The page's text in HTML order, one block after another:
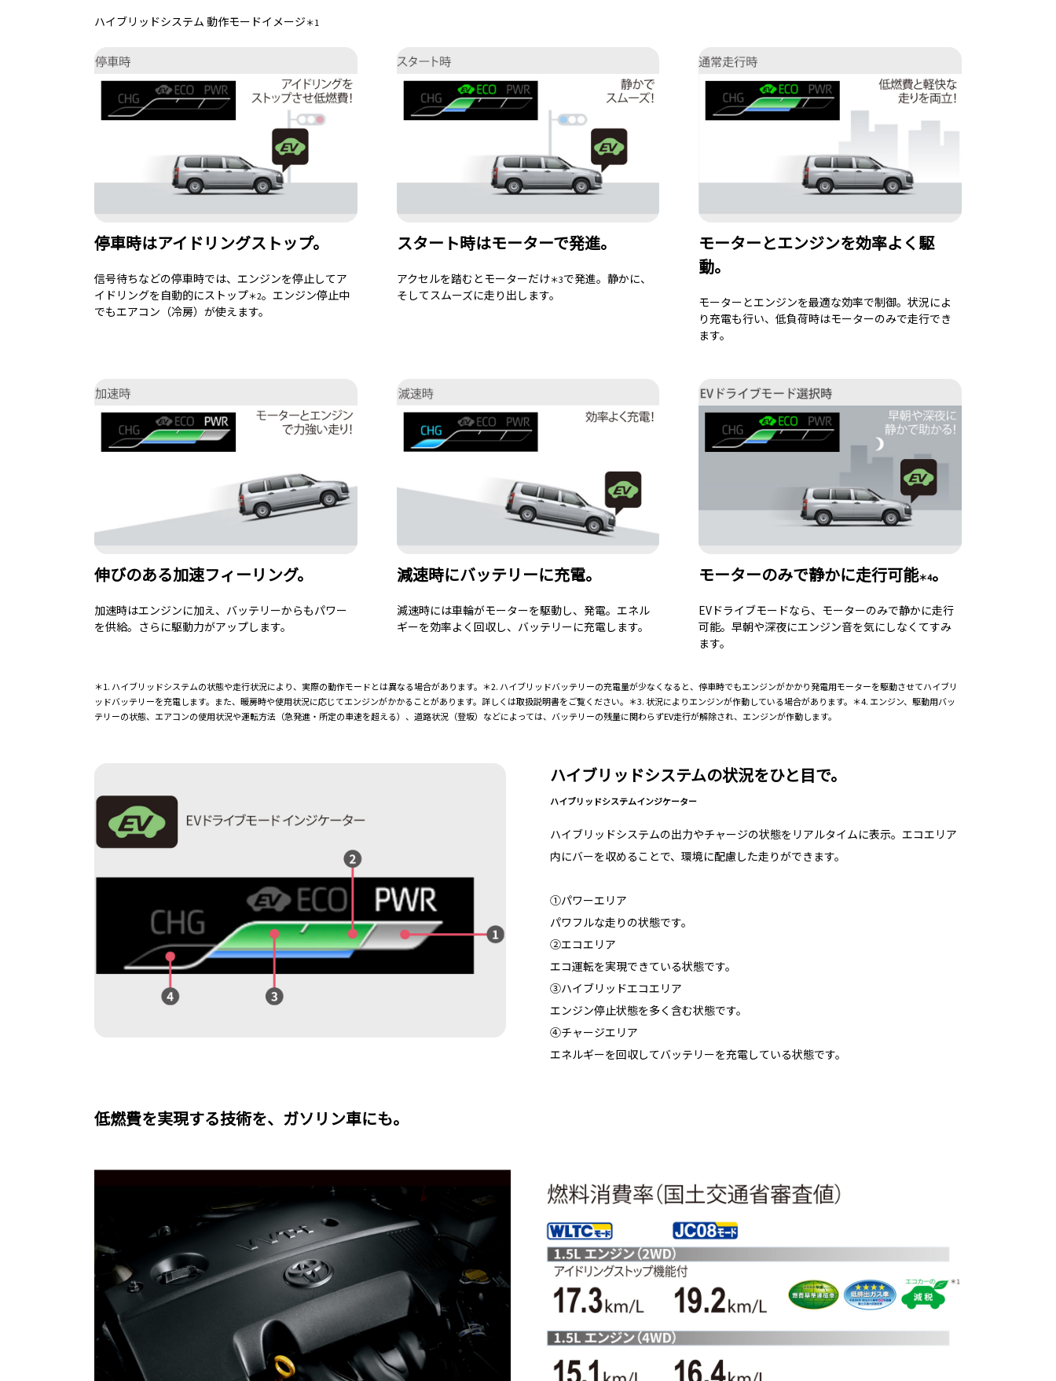
ハイブリッドシステム 動作モードイメージ＊1
停車時はアイドリングストップ。
信号待ちなどの停車時では、エンジンを停止してア
イドリングを自動的にストップ＊2。エンジン停止中
でもエアコン（冷房）が使えます。
スタート時はモーターで発進。
アクセルを踏むとモーターだけ＊3で発進。静かに、
そしてスムーズに走り出します。
モーターとエンジンを効率よく駆
動。
モーターとエンジンを最適な効率で制御。状況によ
り充電も行い、低負荷時はモーターのみで走行でき
ます。
伸びのある加速フィーリング。
加速時はエンジンに加え、バッテリーからもパワー
を供給。さらに駆動力がアップします。
減速時にバッテリーに充電。
減速時には車輪がモーターを駆動し、発電。エネル
ギーを効率よく回収し、バッテリーに充電します。
モーターのみで静かに走行可能＊4。
EVドライブモードなら、モーターのみで静かに走行
可能。早朝や深夜にエンジン音を気にしなくてすみ
ます。
＊1. ハイブリッドシステムの状態や走行状況により、実際の動作モードとは異なる場合があります。＊2. ハイブリッドバッテリーの充電量が少なくなると、停車時でもエンジンがかかり発電用モーターを駆動させてハイブリ
ッドバッテリーを充電します。また、暖房時や使用状況に応じてエンジンがかかることがあります。詳しくは取扱説明書をご覧ください。＊3. 状況によりエンジンが作動している場合があります。＊4. エンジン、駆動用バッ
テリーの状態、エアコンの使用状況や運転方法（急発進・所定の車速を超える）、道路状況（登坂）などによっては、バッテリーの残量に関わらずEV走行が解除され、エンジンが作動します。
ハイブリッドシステムの状況をひと目で。
ハイブリッドシステムインジケーター
ハイブリッドシステムの出力やチャージの状態をリアルタイムに表示。エコエリア
内にバーを収めることで、環境に配慮した走りができます。
①パワーエリア
パワフルな走りの状態です。
②エコエリア
エコ運転を実現できている状態です。
③ハイブリッドエコエリア
エンジン停止状態を多く含む状態です。
④チャージエリア
エネルギーを回収してバッテリーを充電している状態です。
低燃費を実現する技術を、ガソリン車にも。